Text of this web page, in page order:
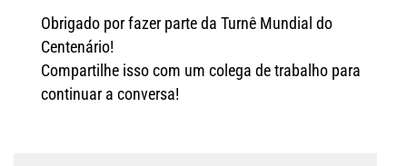
Obrigado por fazer parte da Turnê Mundial do
Centenário!
Compartilhe isso com um colega de trabalho para
continuar a conversa!